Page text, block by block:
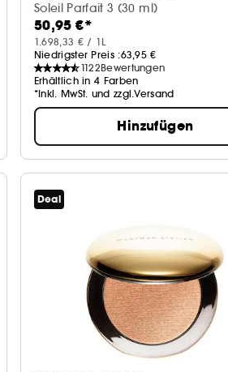
Soleil Parfait 3 (30 ml)
50,95 €*
1.698,33 € / 1L
Niedrigster Preis :63,95 €
1122Bewertungen
Erhältlich in 4 Farben
*Inkl. MwSt. und zzgl.Versand
Hinzufügen
Deal